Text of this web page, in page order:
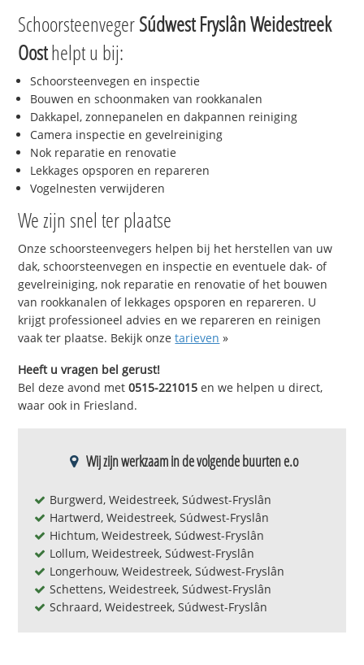
SchoorsteenvegerSúdwest Fryslân Weidestreek
Oosthelpt u bij:
Schoorsteenvegen en inspectie
Bouwen en schoonmaken van rookkanalen
Dakkapel, zonnepanelen en dakpannen reiniging
Camera inspectie en gevelreiniging
Nok reparatie en renovatie
Lekkages opsporen en repareren
Vogelnesten verwijderen
We zijn snel ter plaatse
Onze schoorsteenvegers helpen bij het herstellen van uw
dak, schoorsteenvegen en inspectie en eventuele dak- of
gevelreiniging, nok reparatie en renovatie of het bouwen
van rookkanalen of lekkages opsporen en repareren. U
krijgt professioneel advies en we repareren en reinigen
vaak ter plaatse. Bekijk onzetarieven »
Heeft u vragen bel gerust!
Bel deze avond met0515-221015 en we helpen u direct,
waar ook in Friesland.
Wij zijn werkzaam in de volgende buurten e.o
Burgwerd, Weidestreek, Súdwest-Fryslân
Hartwerd, Weidestreek, Súdwest-Fryslân
Hichtum, Weidestreek, Súdwest-Fryslân
Lollum, Weidestreek, Súdwest-Fryslân
Longerhouw, Weidestreek, Súdwest-Fryslân
Schettens, Weidestreek, Súdwest-Fryslân
Schraard, Weidestreek, Súdwest-Fryslân